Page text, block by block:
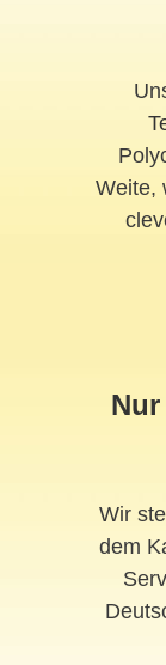
Weite,
Wir
dem